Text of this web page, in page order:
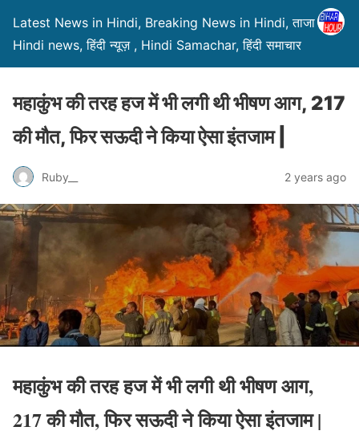
Latest News in Hindi, Breaking News in Hindi, ताजा ख़बरें,
Hindi news, हिंदी न्यूज़ , Hindi Samachar, हिंदी समाचार
महाकुंभ की तरह हज में भी लगी थी भीषण आग, 217
की मौत, फिर सऊदी ने किया ऐसा इंतजाम |
Ruby__ 2 years ago
महाकुंभ की तरह हज में भी लगी थी भीषण आग,
217 की मौत, फिर सऊदी ने किया ऐसा इंतजाम |